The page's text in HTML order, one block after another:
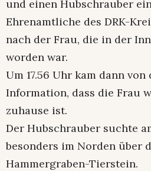
und einen Hubschrauber
Ehrenamtliche des DRK-
nach der Frau, die in der
worden war.
Um 17.56 Uhr kam dann
Information, dass die Frau
zuhause ist.
Der Hubschrauber suchte
besonders im Norden über
Hammergraben-Tierstein.